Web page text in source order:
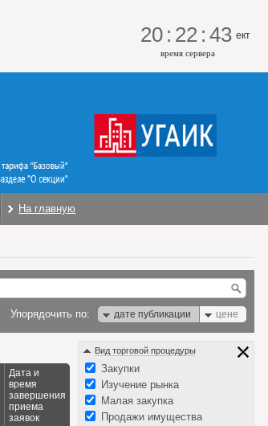
20 : 22 : 44 ект
время сервера
На главную
Упорядочить по: дате публикации цене
Дата и
время
завершения
приема
заявок
Вид торговой процедуры
Закупки
Изучение рынка
Малая закупка
Продажи имущества